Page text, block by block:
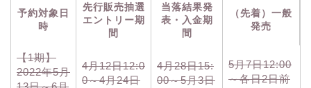
予約対象日
時
先行販売抽選
エントリー期
間
当落結果発
表・入金期
間
（先着）一般
発売
【1期】
2022年5月
4月12日12:0
0～4月24日
4月28日15:
00～5月3日
5月7日12:00
～各日2日前